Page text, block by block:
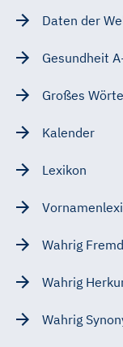
Daten der
Gesundheit
Großes
Kalender
Lexikon
Wahrig
Wahrig
Wahrig